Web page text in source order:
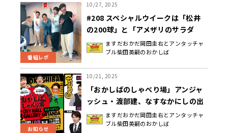
番組レポ
10/27, 2025
#208 スペシャルウイークは「松井
の200球」と「アメザリのサラダ
バ」が聴けました。振りかぶらな過
ぎた日曜地獄
ますだおかだ岡田圭右とアンタッチャ
ブル柴田英嗣のおかしば
お知らせ
10/21, 2025
「おかしばのしゃべり場」アンジャ
ッシュ・渡部建、なすなかにしの出
演が決定！ 岡田圭右＆柴田英嗣によ
るスペシャル特典会も開催!!
ますだおかだ岡田圭右とアンタッチャ
ブル柴田英嗣のおかしば